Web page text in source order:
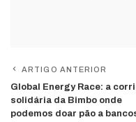
ARTIGO ANTERIOR
Global Energy Race: a
solidária da Bimbo onde
podemos doar pão a